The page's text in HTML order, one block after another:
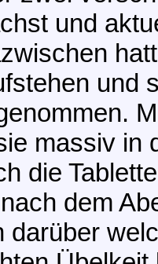
und
und
massiv in
die
dem
darüber